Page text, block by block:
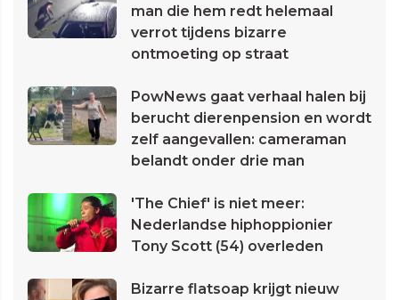
man die hem redt helemaal
verrot tijdens bizarre
ontmoeting op straat
PowNews gaat verhaal halen bij
berucht dierenpension en wordt
zelf aangevallen: cameraman
belandt onder drie man
'The Chief' is niet meer:
Nederlandse hiphoppionier
Tony Scott (54) overleden
Bizarre flatsoap krijgt nieuw